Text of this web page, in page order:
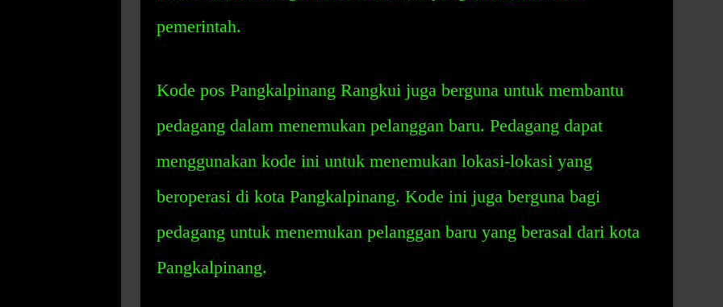
pemerintah.
Kode pos Pangkalpinang Rangkui juga berguna untuk membantu
pedagang dalam menemukan pelanggan baru. Pedagang dapat
menggunakan kode ini untuk menemukan lokasi-lokasi yang
beroperasi di kota Pangkalpinang. Kode ini juga berguna bagi
pedagang untuk menemukan pelanggan baru yang berasal dari kota
Pangkalpinang.